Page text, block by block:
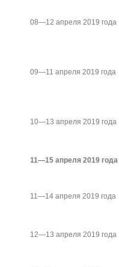
08—12 апреля 2019 года
09—11 апреля 2019 года
10—13 апреля 2019 года
11—15 апреля 2019 года
11—14 апреля 2019 года
12—13 апреля 2019 года